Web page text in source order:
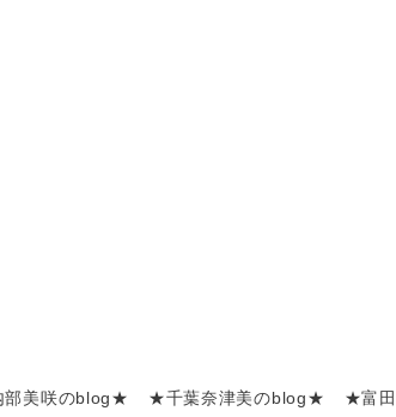
美咲のblog★ ★千葉奈津美のblog★ ★富